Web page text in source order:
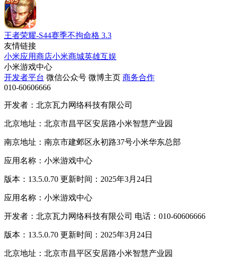
王者荣耀-S44赛季不拘命格 3.3
友情链接
小米应用商店小米商城英雄互娱
小米游戏中心
开发者平台 微信公众号 微博主页 商务合作
010-60606666
开发者：北京瓦力网络科技有限公司
北京地址：北京市昌平区安居路小米智慧产业园
南京地址：南京市建邺区永初路37号小米华东总部
应用名称：小米游戏中心
版本：13.5.0.70 更新时间：2025年3月24日
应用名称：小米游戏中心
开发者：北京瓦力网络科技有限公司 电话：010-60606666
版本：13.5.0.70 更新时间：2025年3月24日
北京地址：北京市昌平区安居路小米智慧产业园